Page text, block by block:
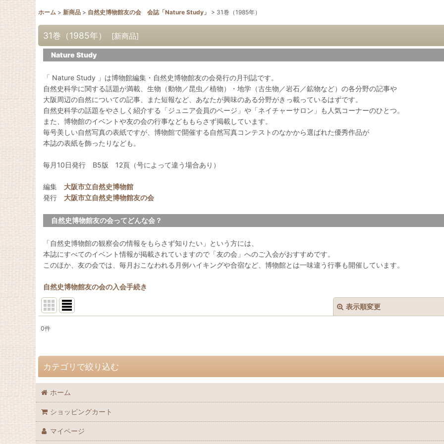
ホーム > 新商品 > 自然史博物館友の会 会誌「Nature Study」 > 31巻（1985年）
31巻（1985年） [新商品]
Nature Study
「 Nature Study 」は博物館編集・自然史博物館友の会発行の月刊誌です。
自然史科学に関する話題が満載、生物（動物／昆虫／植物）・地学（古生物／岩石／鉱物など）の各分野の記事や
大阪周辺の自然についての記事、また短報など、あなたが興味のある分野がきっ載っているはずです。
自然史科学の話題をやさしく紹介する「ジュニア会員のページ」や「ネイチャーサロン」も人気コーナーのひとつ。
また、博物館のイベントや友の会の行事などももらさず掲載しています。
毎号美しい自然写真の表紙ですが、博物館で開催する自然写真コンテストのなかから選ばれた優秀作品が
本誌の表紙を飾ったりなども。
毎月10日発行 B5版 12頁（号によって違う場合あり）
編集 大阪市立自然史博物館
発行 大阪市立自然史博物館友の会
自然史博物館友の会ってどんな会？
「自然史博物館の観察会の情報をもらさず知りたい」という方には、
本誌にすべてのイベント情報が掲載されていますので「友の会」へのご入会がおすすめです。
このほか、友の会では、毎月おこなわれる月例ハイキングや合宿など、博物館とは一味違う行事も開催しています。
自然史博物館友の会の入会手続き
表示順変更
並び順 :
0件
カテゴリで絞り込む
自然史博物館友の会 会誌「Nature Study」 (全商品)
72巻（2026年）
71巻（2025年）
ホーム
ショッピングカート
マイページ